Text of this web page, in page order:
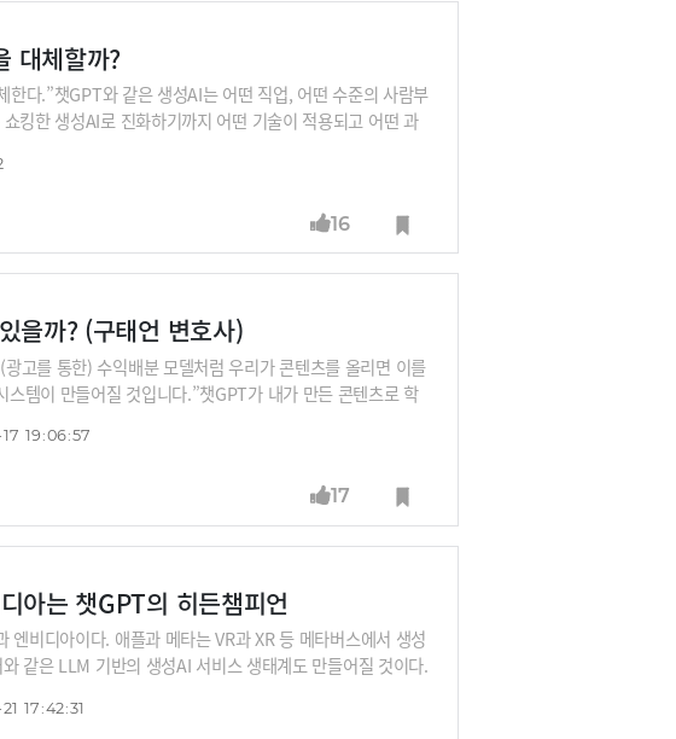
대체할까?
다.”챗GPT와 같은 생성AI는 어떤 직업, 어떤 수준의 사람부
킹한 생성AI로 진화하기까지 어떤 기술이 적용되고 어떤 과
‘쿨’한 AI 혹은 엄마처럼 다정한 AI 등 AI의 개성이 중요해
순민 KT AI2XL 연구소장, 구태언 법무법인 린 변호사, 오
리온 대표, 박종선 인포보스 공동대표, 이세영 뤼튼 대표,
16
을까? (구태언 변호사)
고를 통한) 수익배분 모델처럼 우리가 콘텐츠를 올리면 이를
템이 만들어질 것입니다.”챗GPT가 내가 만든 콘텐츠로 학
문장처럼 증거가 있다면 지금도 분명히 저작권 침해이지만
작료를 받는 수익배분 시스템이 나올 것”이라는 설명입니
지현 SKT 부사장, 배순민 KT AI2XL 연구소장, 구태언 법무
스 대표, 박성현 리
19:06:57
17
아는 챗GPT의 히든챔피언
비디아이다. 애플과 메타는 VR과 XR 등 메타버스에서 생성
같은 LLM 기반의 생성AI 서비스 생태계도 만들어질 것이다.
구도를 어떻게 변화시킬까요? 한국의 대규모언어모델(LL
17:42:31